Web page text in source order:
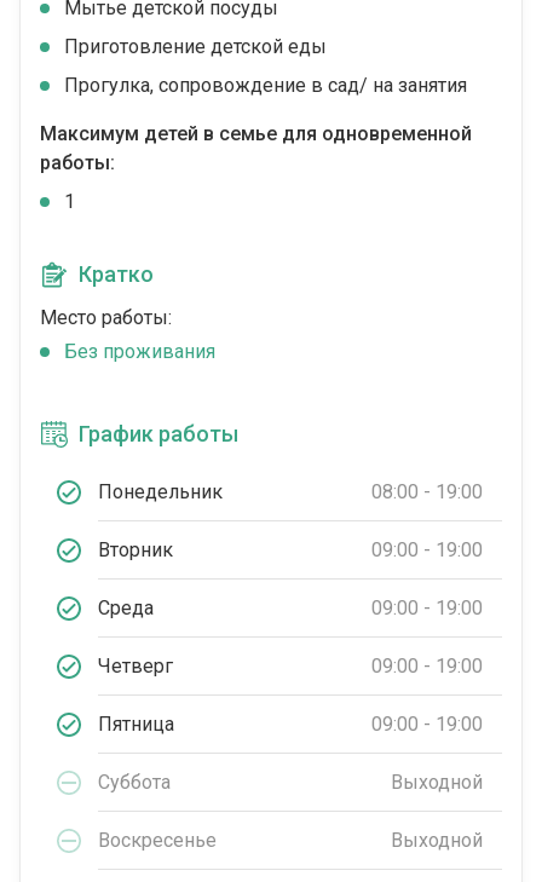
Мытье детской посуды
Приготовление детской еды
Прогулка, сопровождение в сад/ на занятия
Максимум детей в семье для одновременной
работы:
1
Кратко
Место работы:
Без проживания
График работы
Понедельник 08:00 - 19:00
Вторник 09:00 - 19:00
Среда 09:00 - 19:00
Четверг 09:00 - 19:00
Пятница 09:00 - 19:00
Суббота Выходной
Воскресенье Выходной